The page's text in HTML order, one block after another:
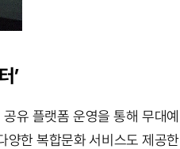
’
유 플랫폼 운영을 통해 무대예
양한 복합문화 서비스도 제공한